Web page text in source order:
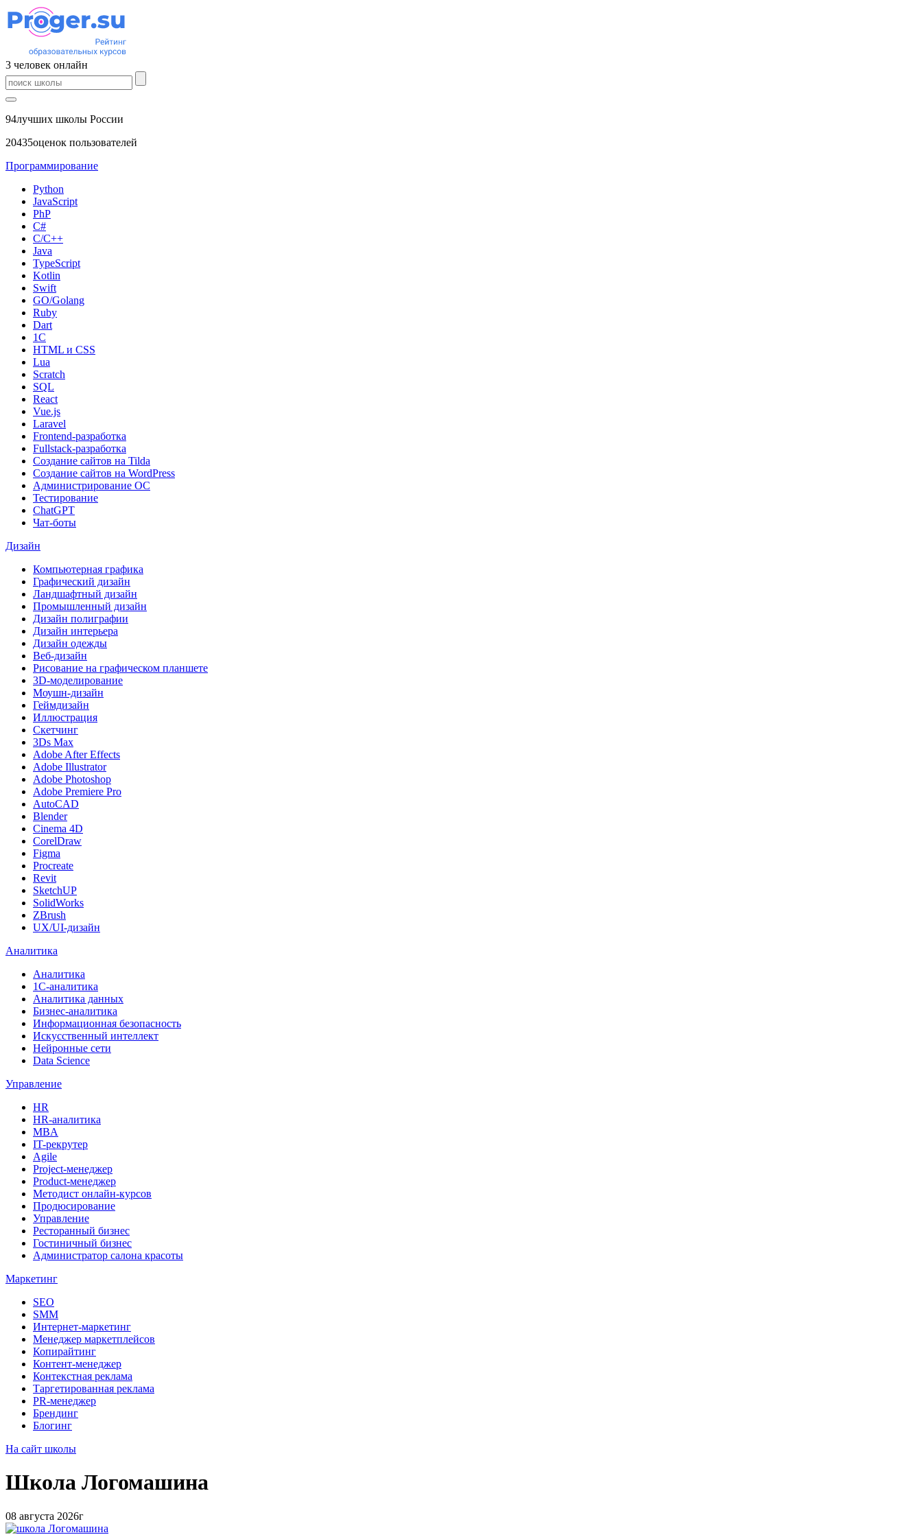
3 человек онлайн
94лучших школы России
20435оценок пользователей
Программирование
Python
JavaScript
PhP
C#
С/C++
Java
TypeScript
Kotlin
Swift
GO/Golang
Ruby
Dart
1С
HTML и CSS
Lua
Scratch
SQL
React
Vue.js
Laravel
Frontend-разработка
Fullstack-разработка
Создание сайтов на Tilda
Создание сайтов на WordPress
Администрирование ОС
Тестирование
ChatGPT
Чат-боты
Дизайн
Компьютерная графика
Графический дизайн
Ландшафтный дизайн
Промышленный дизайн
Дизайн полиграфии
Дизайн интерьера
Дизайн одежды
Веб-дизайн
Рисование на графическом планшете
3D-моделирование
Моушн-дизайн
Геймдизайн
Иллюстрация
Скетчинг
3Ds Max
Adobe After Effects
Adobe Illustrator
Adobe Photoshop
Adobe Premiere Pro
AutoCAD
Blender
Cinema 4D
CorelDraw
Figma
Procreate
Revit
SketchUP
SolidWorks
ZBrush
UX/UI-дизайн
Аналитика
Аналитика
1С-аналитика
Аналитика данных
Бизнес-аналитика
Информационная безопасность
Искусственный интеллект
Нейронные сети
Data Science
Управление
HR
HR-аналитика
MBA
IT-рекрутер
Agile
Project-менеджер
Product-менеджер
Методист онлайн-курсов
Продюсирование
Управление
Ресторанный бизнес
Гостиничный бизнес
Администратор салона красоты
Маркетинг
SEO
SMM
Интернет-маркетинг
Менеджер маркетплейсов
Копирайтинг
Контент-менеджер
Контекстная реклама
Таргетированная реклама
PR-менеджер
Брендинг
Блогинг
На сайт школы
Школа Логомашина
08 августа 2026г